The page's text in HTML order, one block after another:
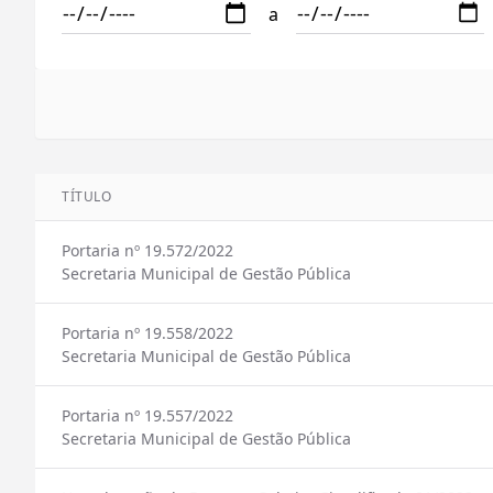
a
TÍTULO
Portaria nº 19.572/2022
Secretaria Municipal de Gestão Pública
Portaria nº 19.558/2022
Secretaria Municipal de Gestão Pública
Portaria nº 19.557/2022
Secretaria Municipal de Gestão Pública